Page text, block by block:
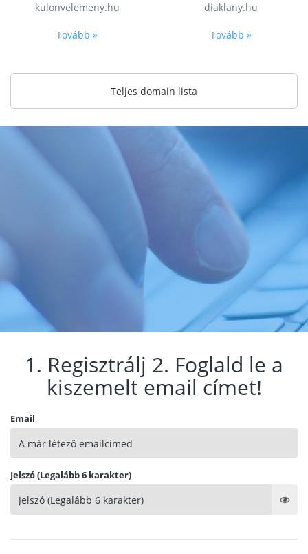
kulonvelemeny.hu
Tovább »
diaklany.hu
Tovább »
Teljes domain lista
1. Regisztrálj 2. Foglald le a
kiszemelt email címet!
Email
Jelszó (Legalább 6 karakter)